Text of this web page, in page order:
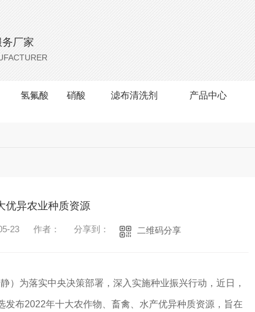
厂家
氢氟酸 硝酸 滤布清洗剂 产品中心
优异农业种质资源
23 作者： 分享到： 二维码分享
）为落实中央决策部署，深入实施种业振兴行动，近日，
发布2022年十大农作物、畜禽、水产优异种质资源，旨在